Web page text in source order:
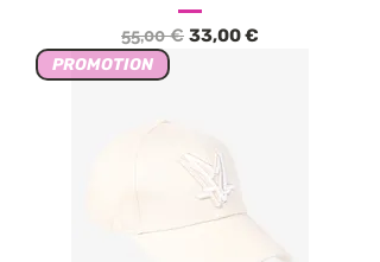
Standardpreis
55,00 € Sale-Preis
33,00 €
PROMOTION